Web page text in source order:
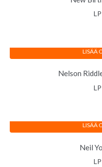
LP
Nelson
LP
LISÄÄ
Neil
LP
LISÄÄ